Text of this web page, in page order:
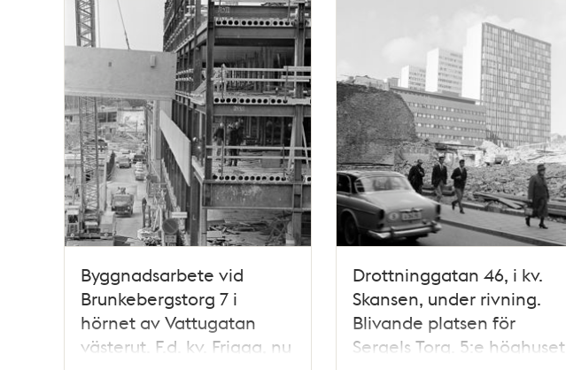
Byggnadsarbete vid
Brunkebergstorg 7 i
hörnet av Vattugatan
västerut. F.d. kv. Frigga, nu
Drottninggatan 46, i kv.
Skansen, under rivning.
Blivande platsen för
Sergels Torg. 5:e höghuset